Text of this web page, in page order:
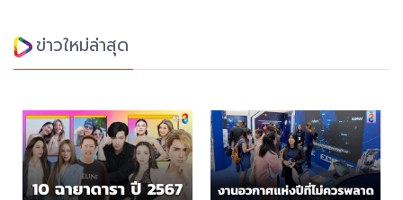
ข่าวใหม่ล่าสุด